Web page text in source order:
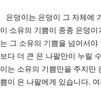
은덩이는 은덩이 그 자체에
이 소유의 기쁨이 종종 은덩
는 그 소유의 기쁨을 넘어서
보다 더 큰 은 나팔만이 누릴
이는 소유의 기쁨만을 주지만
쁨이 은 나팔에게 있습니다.